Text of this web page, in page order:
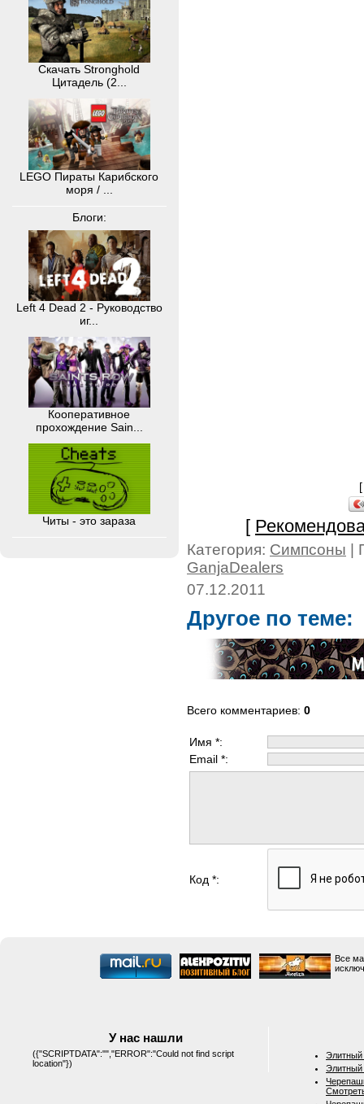
Скачать Stronghold
Цитадель (2...
LEGO Пираты Карибского
моря / ...
Блоги:
Left 4 Dead 2 - Руководство
иг...
Кооперативное
прохождение Sain...
Читы - это зараза [
Категория: Симпсоны |
GanjaDealers
07.12.2011
Другое по теме:
Всего комментариев: 0
Имя *:
Email *:
Код *:
Все
У нас нашли
({"SCRIPTDATA":"","ERROR":"Could not find script
location"})
Элитный
Элитный